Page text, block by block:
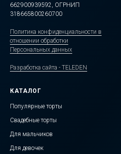
662900939592, ОГРНИП
318665800260700
Политика конфиденциальности в
отношении обработки
Персональных данных
Разработка сайта - TELEDEN
КАТАЛОГ
Популярные торты
Свадебные торты
Для мальчиков
Для девочек